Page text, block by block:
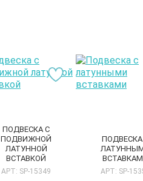
ПОДВЕСКА С
ПОДВИЖНОЙ
ЛАТУННОЙ
ВСТАВКОЙ
АРТ: SP-15349
ПОДВЕСКА
АРТ: SP-